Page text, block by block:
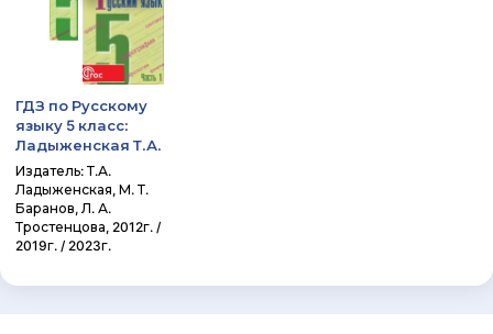
ГДЗ по Русскому
языку 5 класс:
Ладыженская Т.А.
Издатель: Т.А.
Ладыженская, М. Т.
Баранов, Л. А.
Тростенцова, 2012г. /
2019г. / 2023г.